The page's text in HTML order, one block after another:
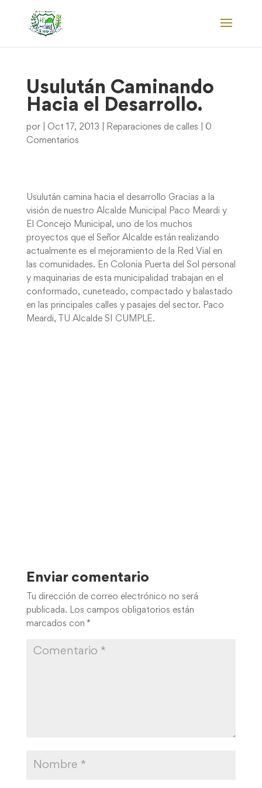
Usulután Caminando
Hacia el Desarrollo.
por Oct 17, 2013 Reparaciones de calles
0
Comentarios
Usulután camina hacia el desarrollo Gracias a la
visión de nuestro Alcalde Municipal Paco Meardi y
El Concejo Municipal, uno de los muchos
proyectos que el Señor Alcalde están realizando
actualmente es el mejoramiento de la Red Vial en
las comunidades. En Colonia Puerta del Sol personal
y maquinarias de esta municipalidad trabajan en el
conformado, cuneteado, compactado y balastado
en las principales calles y pasajes del sector. Paco
Meardi, TU Alcalde SI CUMPLE.
Enviar comentario
Tu dirección de correo electrónico no será
publicada. Los campos obligatorios están
marcados con *